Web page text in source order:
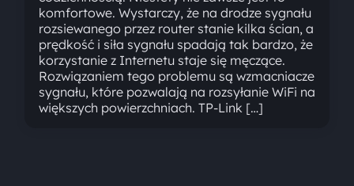
komfortowe. Wystarczy, że na drodze sygnału
rozsiewanego przez router stanie kilka ścian, a
prędkość i siła sygnału spadają tak bardzo, że
korzystanie z Internetu staje się męczące.
Rozwiązaniem tego problemu są wzmacniacze
sygnału, które pozwalają na rozsyłanie WiFi na
większych powierzchniach. TP-Link […]